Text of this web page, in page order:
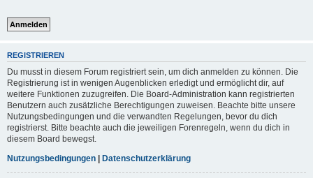
REGISTRIEREN
Du musst in diesem Forum registriert sein, um dich anmelden zu können. Die
Registrierung ist in wenigen Augenblicken erledigt und ermöglicht dir, auf
weitere Funktionen zuzugreifen. Die Board-Administration kann registrierten
Benutzern auch zusätzliche Berechtigungen zuweisen. Beachte bitte unsere
Nutzungsbedingungen und die verwandten Regelungen, bevor du dich
registrierst. Bitte beachte auch die jeweiligen Forenregeln, wenn du dich in
diesem Board bewegst.
Nutzungsbedingungen | Datenschutzerklärung